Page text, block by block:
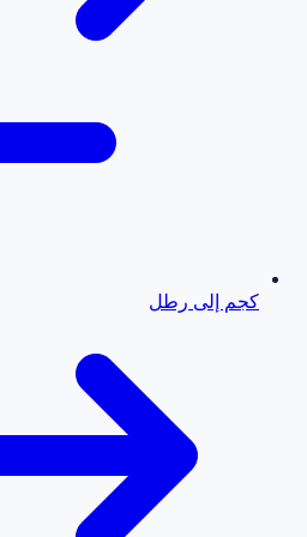
كجم إلى رطل